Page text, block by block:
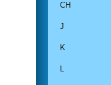
CH
J
K
L